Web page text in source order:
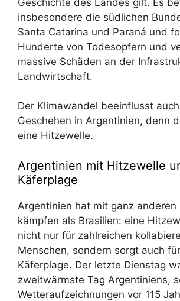
insbesondere die südlichen
Santa Catarina und Paraná und
Hunderte von Todesopfern und
massive Schäden an der
Landwirtschaft.
Der Klimawandel beeinflusst
Geschehen in Argentinien, denn
eine Hitzewelle.
Argentinien mit Hitzewelle
Käferplage
Argentinien hat mit ganz anderen
kämpfen als Brasilien: eine
nicht nur für zahlreichen
Menschen, sondern sorgt auch
Käferplage. Der letzte Dienstag
zweitwärmste Tag Argentiniens,
Wetteraufzeichnungen vor 115